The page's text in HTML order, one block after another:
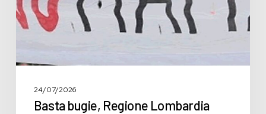
a
parole
24/07/2026
Basta bugie, Regione Lombardia